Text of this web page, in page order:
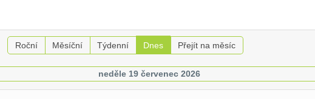
Roční Měsíční Týdenní Dnes Přejít na měsíc
neděle 19 červenec 2026